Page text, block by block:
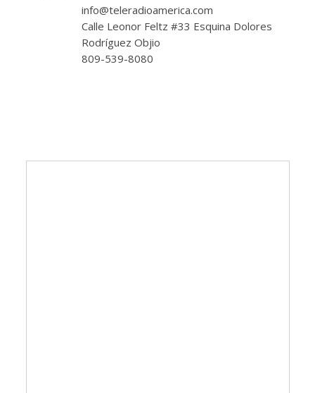
info@teleradioamerica.com
Calle Leonor Feltz #33 Esquina Dolores
Rodríguez Objio
809-539-8080